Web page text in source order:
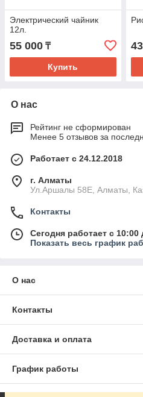
Электрический чайник
12л.
55 000 ₸
Купить
О нас
Рейтинг не сформирован
Менее 5 отзывов за
Работает с 24.12.2018
г. Алматы
Ул.Аршалы 58Е, Алматы,
Контакты
Сегодня работает с 10:00
Показать весь график
О нас
Контакты
Доставка и оплата
График работы